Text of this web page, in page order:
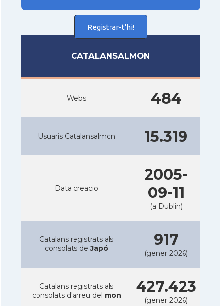
Registrar-t'hi!
CATALANSALMON
Webs 484
Usuaris Catalansalmon 15.319
Data creacio
2005-
09-11
(a Dublin)
Catalans registrats als
consolats deJapó 917
(gener 2026)
Catalans registrats als
consolats d'arreu del mon 427.423
(gener 2026)